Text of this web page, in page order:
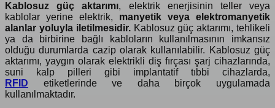
Kablosuz güç aktarımı, elektrik enerjisinin teller veya
kablolar yerine elektrik, manyetik veya elektromanyetik
alanlar yoluyla iletilmesidir.Kablosuz güç aktarımı, tehlikeli
ya da birbirine bağlı kabloların kullanılmasının imkansız
olduğu durumlarda cazip olarak kullanılabilir. Kablosuz güç
aktarımı, yaygın olarak elektrikli diş fırçası şarj cihazlarında,
suni kalp pilleri gibi implantatif tıbbi cihazlarda,
RFID
etiketlerinde ve daha birçok uygulamada
kullanılmaktadır.